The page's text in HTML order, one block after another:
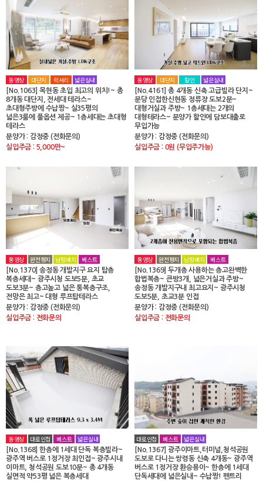
동영상 대단지 럭셔리 넓은실내
[No.1063] 목현동 초입 최고의 위치!~ 총
8개동 대단지, 전세대 테라스~
초대형주방에 수납짱~ 실35평의
넓은3룸에 풀옵션 제공~ 1층세대는 초대형
테라스
분양가 : 감정중 (전화문의)
실입주금 : 5,000만~
동영상 대단지 할인 넓은실내
[No.4161] 총 4개동 신축 고급빌라 단지~
분당 인접한신현동 정류장 도보2분~
대형거실과 주방~ 1층세대는 2개의
대형테라스~ 분양가 할인에 담보대출로
무입가능
분양가 : 감정중 (전화문의)
실입주금 : 0원 (무입주가능)
동영상 완전평지 남향배치 베스트
[No.1370] 송정동 개발지구 요지 탑층
복층세대~ 광주시청 도보5분, 초교
도보3분~ 층고높고 넓은 통복층구조,
전망은 최고~ 대형 루프탑테라스
분양가 : 감정중 (전화문의)
실입주금 : 전화문의
동영상 완전평지 남향배치 베스트
[No.1369] 두개층 사용하는 층고완벽한
합법복층~ 큰방3개, 넓은거실과 주방~
송정동 개발지구내 최고요지~ 광주시청
도보5분, 초교3분 인접
분양가 : 감정중 (전화문의)
실입주금 : 전화문의
동영상 대로인접 베스트 넓은실내
[No.1368] 한층에 1세대 단독 복층빌라~
광주역 버스로 1정거장 최인접~ 광주시내
이마트, 청석공원 도보10분~ 총 4개동
실면적 약53평 넓은 복층세대
대로인접 베스트 넓은실내
[No.1367] 광주이마트,터미널,청석공원
도보로 다니는 쌍령동 신축 4개동~ 광주역
버스로 1정거장 환승용이~ 한층에 1세대
단독세대에 넓은실내~ 수납짱! 펜트리